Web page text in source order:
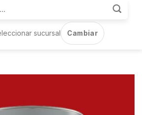
sucursal Cambiar